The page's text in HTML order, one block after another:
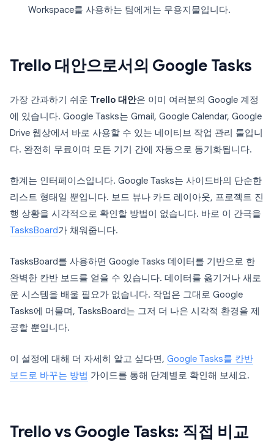
Workspace를 사용하는 팀에게는 무용지물입니다.
Trello 대안으로서의 Google Tasks
가장 간과하기 쉬운 Trello 대안은 이미 여러분의 Google 계정
에 있습니다. Google Tasks는 Gmail, Google Calendar, Google
Drive 웹상에서 바로 사용할 수 있는 네이티브 작업 관리 툴입니
다. 완전히 무료이며 모든 기기 간에 자동으로 동기화됩니다.
한계는 인터페이스입니다. Google Tasks는 사이드바의 단순한
리스트 형태일 뿐입니다. 보드 뷰나 카드 레이아웃, 프로젝트 진
행 상황을 시각적으로 확인할 방법이 없습니다. 바로 이 간극을
TasksBoard가 채워줍니다.
TasksBoard를 사용하면 Google Tasks 데이터를 기반으로 한
완벽한 칸반 보드를 얻을 수 있습니다. 데이터를 옮기거나 새로
운 시스템을 배울 필요가 없습니다. 작업은 그대로 Google
Tasks에 머물며, TasksBoard는 그저 더 나은 시각적 환경을 제
공할 뿐입니다.
이 설정에 대해 더 자세히 알고 싶다면, Google Tasks를 칸반
보드로 바꾸는 방법 가이드를 통해 단계별로 확인해 보세요.
Trello vs Google Tasks: 직접 비교